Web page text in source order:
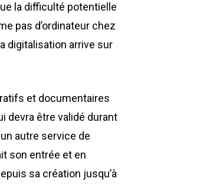
la difficulté potentielle
pas d’ordinateur chez
digitalisation arrive sur
et documentaires
devra être validé durant
autre service de
son entrée et en
sa création jusqu’à